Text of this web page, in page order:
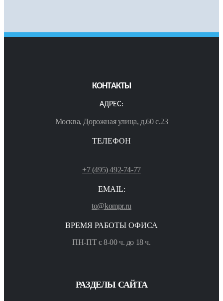
КОНТАКТЫ
АДРЕС:
Москва, Дорожная улица, д.60 с.23
ТЕЛЕФОН
+7 (495) 492-74-77
EMAIL:
to@kompr.ru
ВРЕМЯ РАБОТЫ ОФИСА
ПН-ПТ с 8-00 ч. до 18 ч.
РАЗДЕЛЫ САЙТА